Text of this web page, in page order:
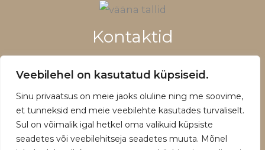
Veebilehel on kasutatud küpsiseid.
Sinu privaatsus on meie jaoks oluline ning me soovime,
et tunneksid end meie veebilehte kasutades turvaliselt.
Sul on võimalik igal hetkel oma valikuid küpsiste
seadetes või veebilehitseja seadetes muuta. Mõnel
Kontaktid
+372 5660 1028
Müügitingimused ja privaatsuspoliitika